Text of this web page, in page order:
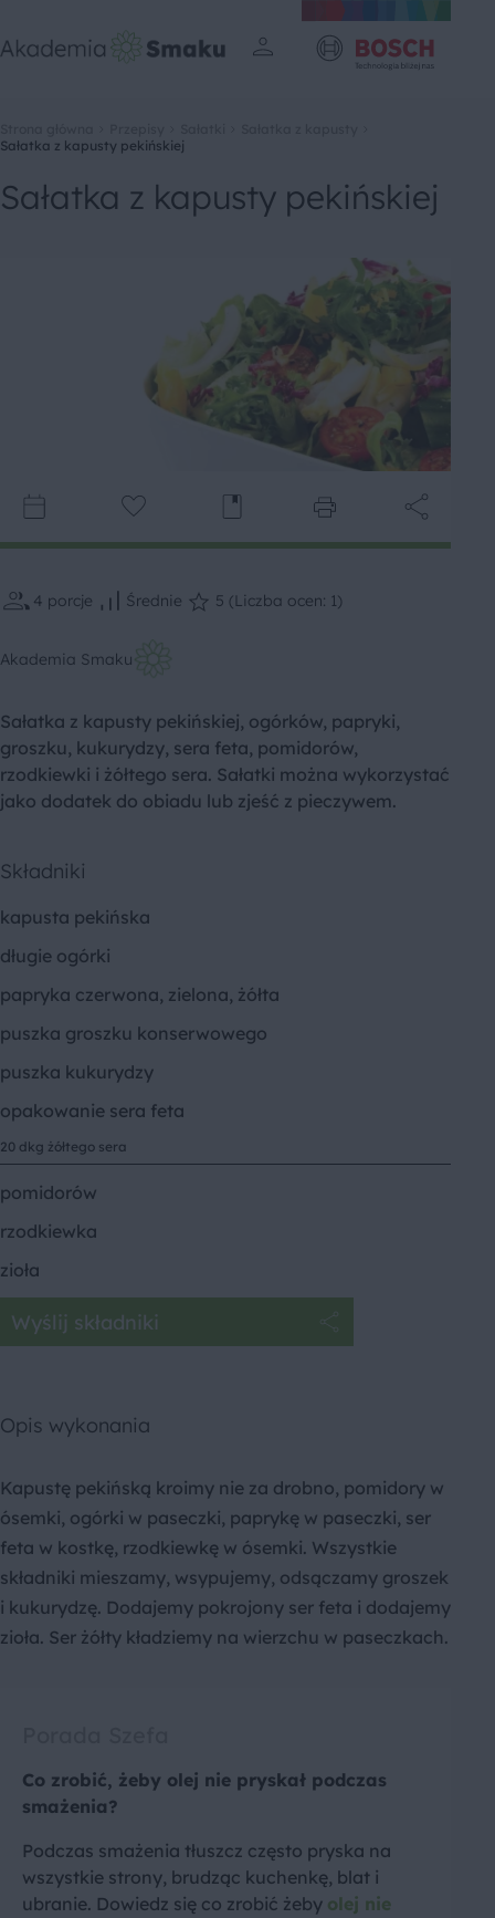
Sałatka z kapusty pekińskiej
Sałatka z kapusty pekińskiej
4 porcje Średnie 5 (Liczba ocen: 1)
Akademia Smaku
Sałatka z kapusty pekińskiej, ogórków, papryki,
groszku, kukurydzy, sera feta, pomidorów,
rzodkiewki i żółtego sera. Sałatki można wykorzystać
jako dodatek do obiadu lub zjeść z pieczywem.
Składniki
kapusta pekińska
długie ogórki
papryka czerwona, zielona, żółta
puszka groszku konserwowego
puszka kukurydzy
opakowanie sera feta
20 dkg żółtego sera
pomidorów
rzodkiewka
zioła
Wyślij składniki
Opis wykonania
Kapustę pekińską kroimy nie za drobno, pomidory w
ósemki, ogórki w paseczki, paprykę w paseczki, ser
feta w kostkę, rzodkiewkę w ósemki. Wszystkie
składniki mieszamy, wsypujemy, odsączamy groszek
i kukurydzę. Dodajemy pokrojony ser feta i dodajemy
zioła. Ser żółty kładziemy na wierzchu w paseczkach.
Co zrobić, żeby olej nie pryskał podczas
smażenia?
Podczas smażenia tłuszcz często pryska na
wszystkie strony, brudząc kuchenkę, blat i
ubranie. Dowiedz się co zrobić żeby olej nie